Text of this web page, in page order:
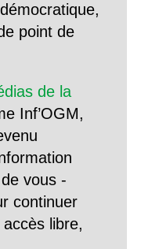
point de
de la
Inf’OGM,
vous -
continuer
libre,